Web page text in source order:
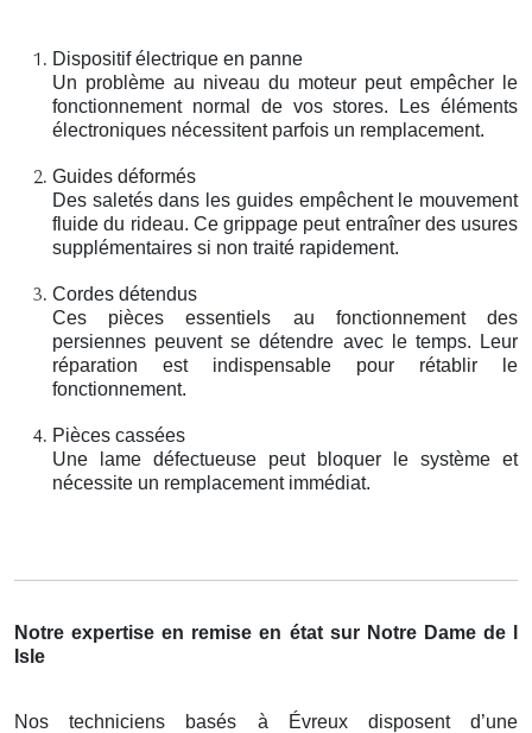
Dispositif électrique en panne
Un problème au niveau du moteur peut empêcher le
fonctionnement normal de vos stores. Les éléments
électroniques nécessitent parfois un remplacement.
Guides déformés
Des saletés dans les guides empêchent le mouvement
fluide du rideau. Ce grippage peut entraîner des usures
supplémentaires si non traité rapidement.
Cordes détendus
Ces pièces essentiels au fonctionnement des
persiennes peuvent se détendre avec le temps. Leur
réparation est indispensable pour rétablir le
fonctionnement.
Pièces cassées
Une lame défectueuse peut bloquer le système et
nécessite un remplacement immédiat.
Notre expertise en remise en état sur Notre Dame de l
Isle
Nos techniciens basés à Évreux disposent d’une